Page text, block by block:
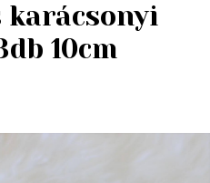
karácsonyi
10cm